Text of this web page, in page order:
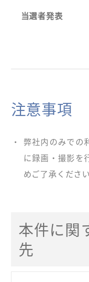
当選者発表
注意事項
・
弊社内のみでの
に録画・撮影を
めご了承ください
本件に関
先